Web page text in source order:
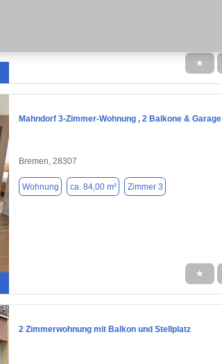
★
Mahndorf 3-Zimmer-Wohnung , 2 Balkone & Garage
Bremen, 28307
Wohnung ca. 84,00 m² Zimmer 3
★
2 Zimmerwohnung mit Balkon und Stellplatz